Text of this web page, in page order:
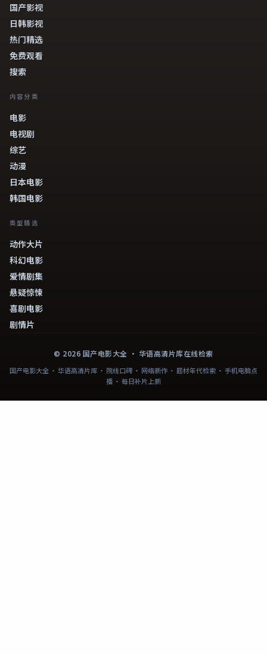
国产影视
日韩影视
热门精选
免费观看
搜索
内容分类
电影
电视剧
综艺
动漫
日本电影
韩国电影
类型精选
动作大片
科幻电影
爱情剧集
悬疑惊悚
喜剧电影
剧情片
© 2026 国产电影大全 · 华语高清片库在线检索
国产电影大全 · 华语高清片库 · 院线口碑 · 网络新作 · 题材年代检索 · 手机电脑点
播 · 每日补片上新